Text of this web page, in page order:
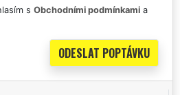
s Obchodními podmínkami a